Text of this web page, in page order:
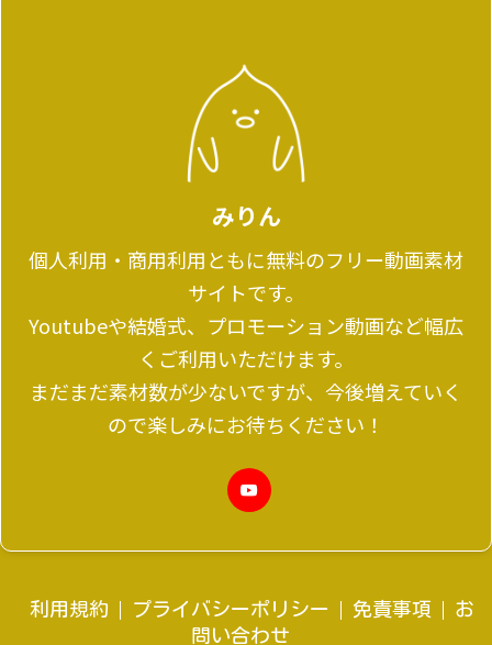
みりん
個人利用・商用利用ともに無料のフリー動画素材
サイトです。
Youtubeや結婚式、プロモーション動画など幅広
くご利用いただけます。
まだまだ素材数が少ないですが、今後増えていく
ので楽しみにお待ちください！
利用規約 プライバシーポリシー 免責事項
お
問い合わせ